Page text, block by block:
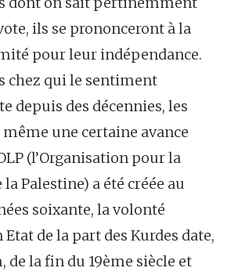
ils se prononceront à la
pour leur indépendance.
chez qui le sentiment
depuis des décennies, les
une certaine avance
(l’Organisation pour la
Palestine) a été créée au
soixante, la volonté
Etat de la part des Kurdes date,
la fin du 19ème siècle et